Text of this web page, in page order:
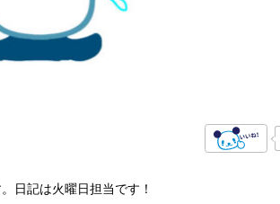
日記は火曜日担当です！